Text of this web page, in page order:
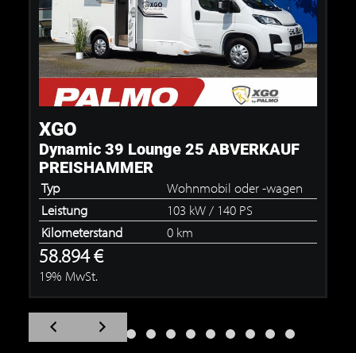
XGO
Dynamic 39 Lounge 25 ABVERKAUF
PREISHAMMER
Typ
Wohnmobil oder -wagen
Leistung
103 kW / 140 PS
Kilometerstand
0 km
58.894 €
19% MwSt.
Zum
vorherigen
Zum
nächsten